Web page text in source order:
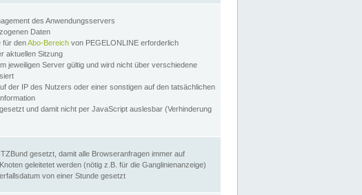
des Anwendungsservers
Daten
für denAbo-Bereich von PEGELONLINE erforderlich
aktuellen Sitzung
jeweiligen Server gültig und wird nicht über verschiedene
der IP des Nutzers oder einer sonstigen auf den tatsächlichen
und damit nicht per JavaScript auslesbar (Verhinderung
gesetzt, damit alle Browseranfragen immer auf
geleitetet werden (nötig z.B. für die Ganglinienanzeige)
von einer Stunde gesetzt